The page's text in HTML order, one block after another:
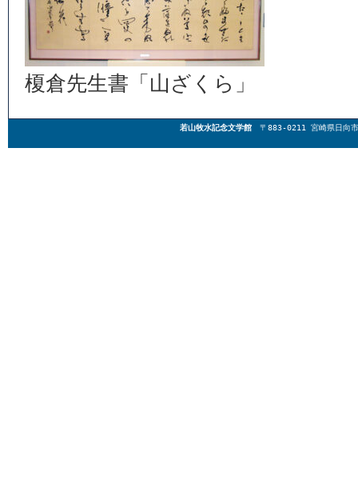
榎倉先生書「山ざくら」
若山牧水記念文学館 〒883-0211 宮崎県日向